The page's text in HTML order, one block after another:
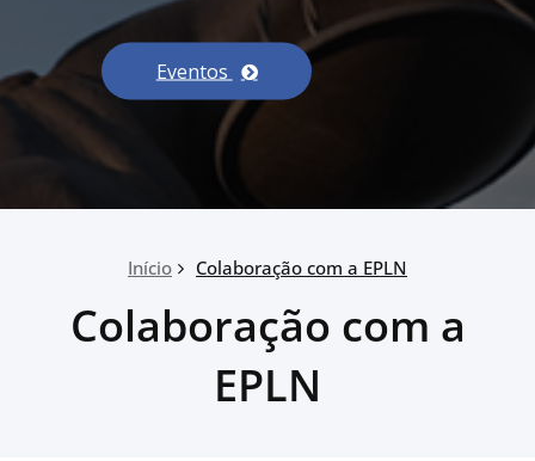
Eventos
Início Colaboração com a EPLN
Colaboração com a
EPLN